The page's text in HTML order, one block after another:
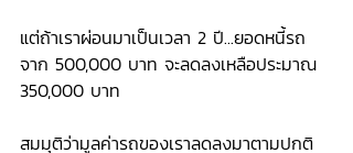
แต่ถ้าเราผ่อนมาเป็นเวลา 2 ปี...ยอดหนี้รถ
จาก 500,000 บาท จะลดลงเหลือประมาณ
350,000 บาท
สมมุติว่ามูลค่ารถของเราลดลงมาตามปกติ